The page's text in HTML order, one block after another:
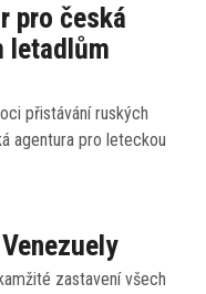
pro česká
letadlům
přistávání ruských
agentura pro leteckou
zastavení všech